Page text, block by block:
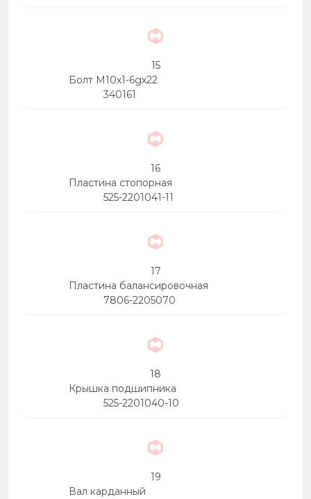
15
Болт М10х1-6gх22
340161
16
Пластина стопорная
525-2201041-11
17
Пластина балансировочная
7806-2205070
18
Крышка подшипника
525-2201040-10
19
Вал карданный